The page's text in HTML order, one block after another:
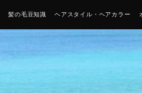
髪の毛豆知識 ヘアスタイル・ヘアカラー